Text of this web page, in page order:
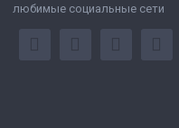
любимые социальные сети